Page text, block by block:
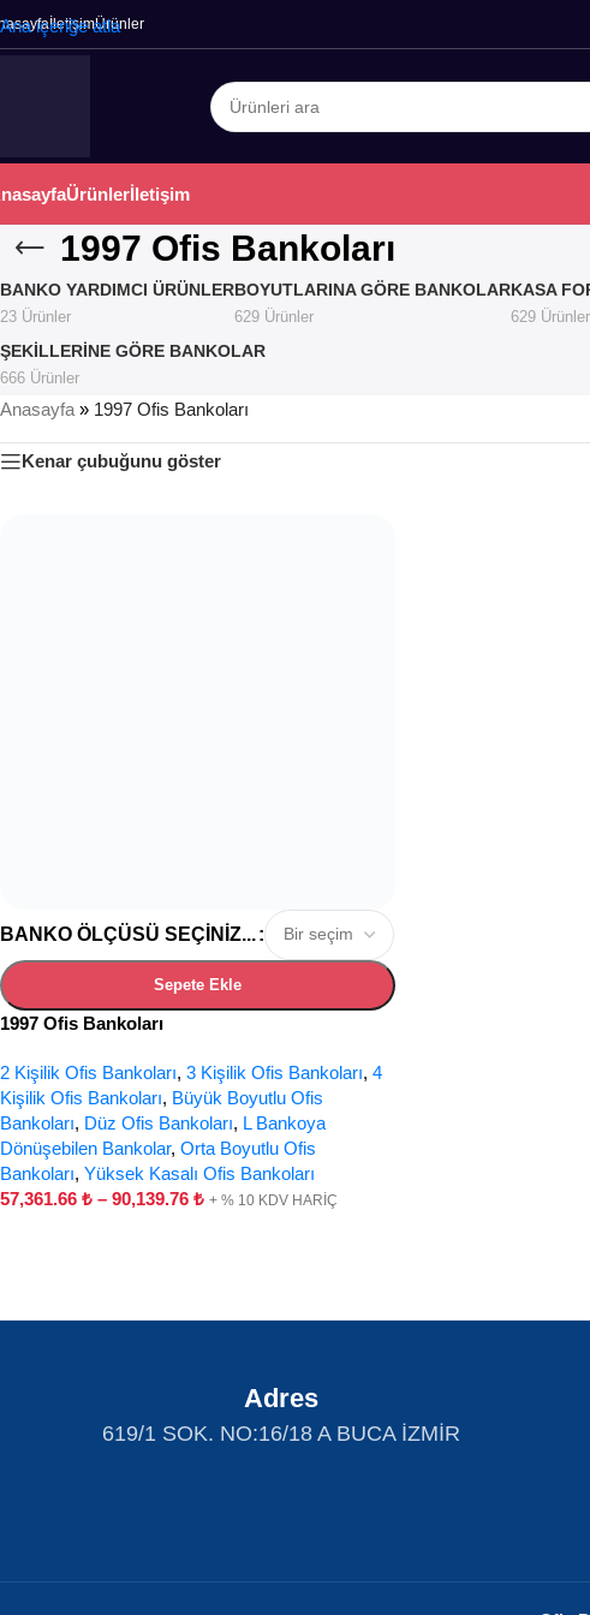
Ana içeriğe atla
İletişimÜrünler
Ürünlerİletişim
1997 Ofis Bankoları
BANKO YARDIMCI ÜRÜNLER
23 Ürünler
BOYUTLARINA GÖRE BANKOLAR
629 Ürünler
KASA
629 Ürünler
ŞEKILLERINE GÖRE BANKOLAR
666 Ürünler
Anasayfa » 1997 Ofis Bankoları
Kenar çubuğunu göster
BANKO ÖLÇÜSÜ SEÇINIZ...
Sepete Ekle
1997 Ofis Bankoları
2 Kişilik Ofis Bankoları, 3 Kişilik Ofis Bankoları, 4
Kişilik Ofis Bankoları, Büyük Boyutlu Ofis
Bankoları, Düz Ofis Bankoları, L Bankoya
Dönüşebilen Bankolar, Orta Boyutlu Ofis
Bankoları, Yüksek Kasalı Ofis Bankoları
57,361.66 ₺ – 90,139.76 ₺ + % 10 KDV HARİÇ
Adres
619/1 SOK. NO:16/18 A BUCA İZMİR